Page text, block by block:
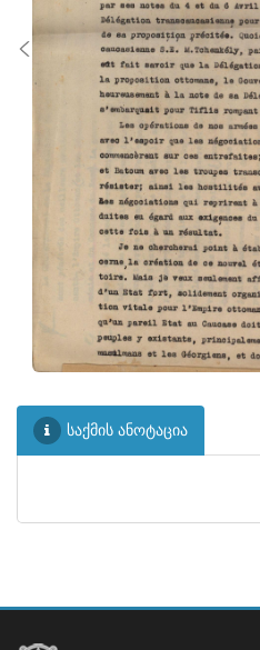
საქმის ანოტაცია